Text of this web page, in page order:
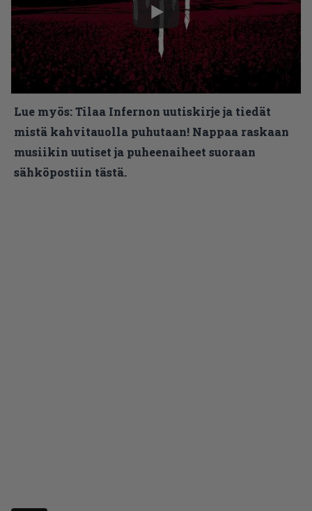
Lue myös:Tilaa Infernon uutiskirje ja tiedät
mistä kahvitauolla puhutaan! Nappaa raskaan
musiikin uutiset ja puheenaiheet suoraan
sähköpostiin tästä.